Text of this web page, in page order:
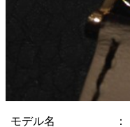
モデル名 ：